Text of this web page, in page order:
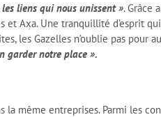
les liens qui nous unissent ». Grâce
Axa. Une tranquillité d’esprit
les Gazelles n’oublie pas pour
garder notre place ».
la même entreprises. Parmi les